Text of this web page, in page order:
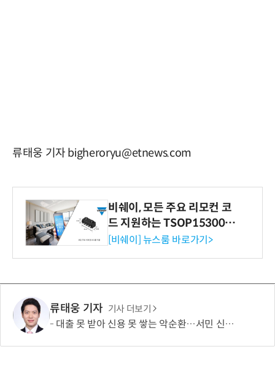
류태웅 기자 bigheroryu@etnews.com
비쉐이, 모든 주요 리모컨 코
드 지원하는 TSOP15300 시
리즈 IR 수신기 출시
[비쉐이] 뉴스룸 바로가기>
류태웅 기자 기사 더보기
대출 못 받아 신용 못 쌓는 악순환…서민 신용평가 사각지대 메운다